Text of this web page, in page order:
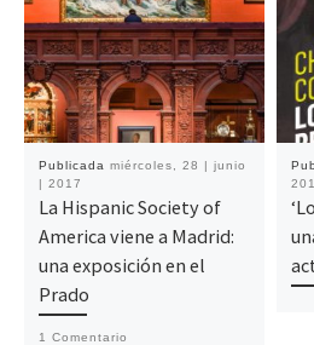
Publicada miércoles, 28 | junio
| 2017
La Hispanic Society of
America viene a Madrid:
una exposición en el
Prado
1 Comentario